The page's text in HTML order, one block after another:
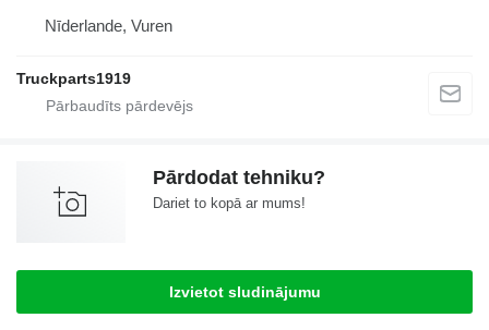
Nīderlande, Vuren
Truckparts1919
Pārdodat tehniku?
Dariet to kopā ar mums!
Izvietot sludinājumu